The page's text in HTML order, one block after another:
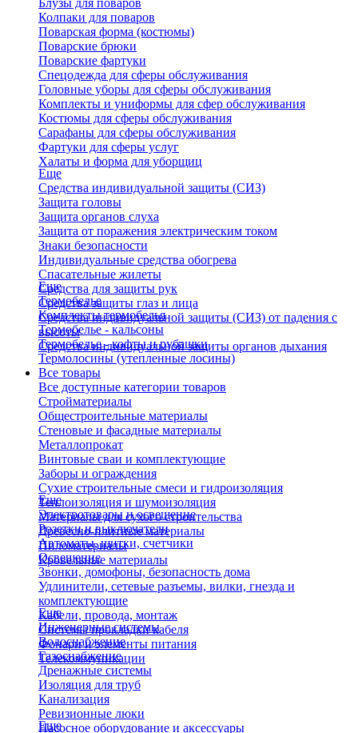
Блузы для поваров
Колпаки для поваров
Поварская форма (костюмы)
Поварские брюки
Поварские фартуки
Спецодежда для сферы обслуживания
Головные уборы для сферы обслуживания
Комплекты и униформы для сфер обслуживания
Костюмы для сферы обслуживания
Сарафаны для сферы обслуживания
Фартуки для сферы услуг
Халаты и форма для уборщиц
Еще
Средства индивидуальной защиты (СИЗ)
Защита головы
Защита органов слуха
Защита от поражения электрическим током
Знаки безопасности
Индивидуальные средства обогрева
Спасательные жилеты
Средства для защиты рук
Средства защиты глаз и лица
Средства индивидуальной защиты (СИЗ) от падения с
высоты
Средства индивидуальной защиты органов дыхания
Еще
Термобелье
Комплекты термобелья
Термобелье - кальсоны
Термобелье - кофты и рубашки
Термолосины (утепленные лосины)
Все товары
Все доступные категории товаров
Стройматериалы
Общестроительные материалы
Стеновые и фасадные материалы
Металлопрокат
Винтовые сваи и комплектующие
Заборы и ограждения
Сухие строительные смеси и гидроизоляция
Теплоизоляция и шумоизоляция
Материалы для сухого строительства
Древесно-плитные материалы
Пиломатериалы
Кровельные материалы
Еще
Электротовары и освещение
Розетки и выключатели
Автоматы, щитки, счетчики
Освещение
Звонки, домофоны, безопасность дома
Удлинители, сетевые разъемы, вилки, гнезда и
комплектующие
Кабели, провода, монтаж
Системы прокладки кабеля
Фонари и элементы питания
Телекоммуникации
Еще
Инженерные системы
Водоснабжение
Газоснабжение
Дренажные системы
Изоляция для труб
Канализация
Ревизионные люки
Насосное оборудование и аксессуары
Еще